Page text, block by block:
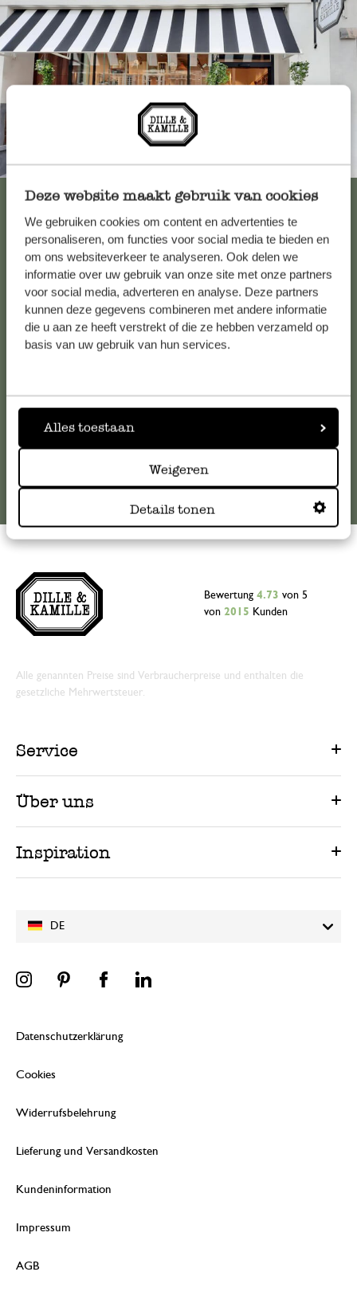
Deze website maakt gebruik van cookies
We gebruiken cookies om content en advertenties te
personaliseren, om functies voor social media te bieden en
om ons websiteverkeer te analyseren. Ook delen we
informatie over uw gebruik van onze site met onze partners
voor social media, adverteren en analyse. Deze partners
kunnen deze gegevens combineren met andere informatie
die u aan ze heeft verstrekt of die ze hebben verzameld op
basis van uw gebruik van hun services.
Alles toestaan
Weigeren
Details tonen
Immer in der Nähe
Alle 62 Geschäfte anzeigen
Kundenservice/Hilfe
Falls Sie Fragen haben oder Tipps und Hilfe brauchen, wenden
Sie sich bitte an unseren Kundenservice. Oder lesen Sie hier
die Antworten aufhäufig gestellte Fragen
DE
Bewertung 4.73 von 5
von 2015 Kunden
Alle genannten Preise sind Verbraucherpreise und enthalten die
gesetzliche Mehrwertsteuer.
Service
Über uns
Inspiration
Datenschutzerklärung
Cookies
Widerrufsbelehrung
Lieferung und Versandkosten
Kundeninformation
Impressum
AGB